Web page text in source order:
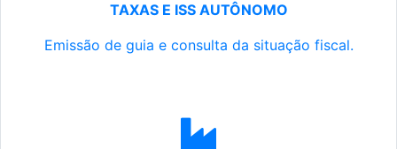
TAXAS E ISS AUTÔNOMO
Emissão de guia e consulta da situação fiscal.